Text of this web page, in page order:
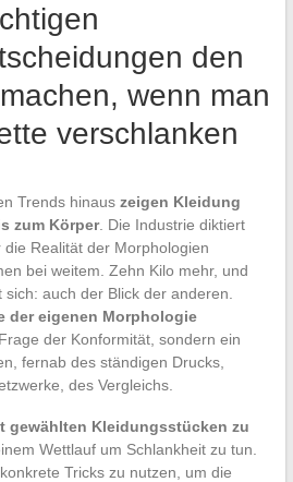
den
wenn man
verschlanken
Trends hinaus zeigen Kleidung
zum Körper. Die Industrie diktiert
Realität der Morphologien
bei weitem. Zehn Kilo mehr, und
auch der Blick der anderen.
der eigenen Morphologie
der Konformität, sondern ein
fernab des ständigen Drucks,
des Vergleichs.
gewählten Kleidungsstücken zu
Wettlauf um Schlankheit zu tun.
Tricks zu nutzen, um die